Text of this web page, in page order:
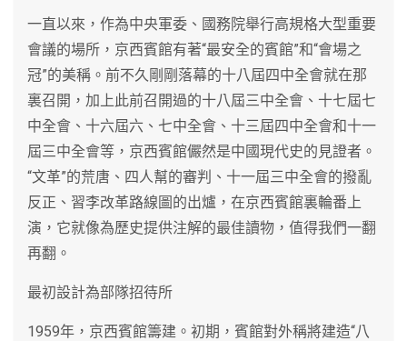
一直以來，作為中央軍委、國務院舉行高規格大型重要
會議的場所，京西賓館有著“最安全的賓館”和“會場之
冠”的美稱。前不久剛剛落幕的十八屆四中全會就在那
裏召開，加上此前召開過的十八屆三中全會、十七屆七
中全會、十六屆六、七中全會、十三屆四中全會和十一
屆三中全會等，京西賓館儼然是中國現代史的見證者。
“文革”的荒唐、四人幫的審判、十一屆三中全會的撥亂
反正、習李改革路線圖的出爐，在京西賓館裏輪番上
演，它就像為歷史提供注解的最佳讀物，值得我們一翻
再翻。
最初設計為部隊招待所
1959年，京西賓館籌建。初期，賓館對外稱將建造“八